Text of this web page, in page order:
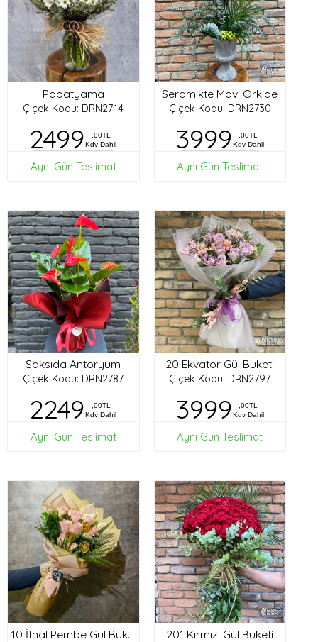
Papatyama
Çiçek Kodu: DRN2714
2499
,00TL
Kdv Dahil
Aynı Gün Teslimat
Seramikte Mavi Orkide
Çiçek Kodu: DRN2730
3999
,00TL
Kdv Dahil
Aynı Gün Teslimat
Saksıda Antoryum
Çiçek Kodu: DRN2787
2249
,00TL
Kdv Dahil
Aynı Gün Teslimat
20 Ekvator Gül Buketi
Çiçek Kodu: DRN2797
3999
,00TL
Kdv Dahil
Aynı Gün Teslimat
10 İthal Pembe Gül Buketi
201 Kırmızı Gül Buketi